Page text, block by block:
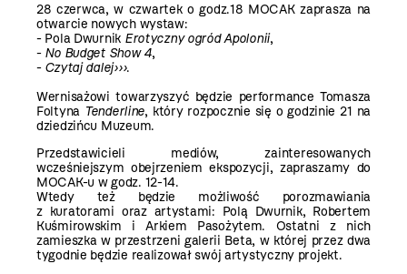
28 czerwca, w czwartek o godz.18 MOCAK zaprasza na
otwarcie nowych wystaw:
- Pola Dwurnik Erotyczny ogród Apolonii,
- No Budget Show 4,
- Czytaj dalej›››.
Wernisażowi towarzyszyć będzie performance Tomasza
Foltyna Tenderline, który rozpocznie się o godzinie 21 na
dziedzińcu Muzeum.
Przedstawicieli mediów, zainteresowanych
wcześniejszym obejrzeniem ekspozycji, zapraszamy do
MOCAK-u w godz. 12-14.
Wtedy też będzie możliwość porozmawiania
z kuratorami oraz artystami: Polą Dwurnik, Robertem
Kuśmirowskim i Arkiem Pasożytem. Ostatni z nich
zamieszka w przestrzeni galerii Beta, w której przez dwa
tygodnie będzie realizował swój artystyczny projekt.